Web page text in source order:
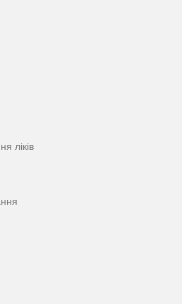
ліків